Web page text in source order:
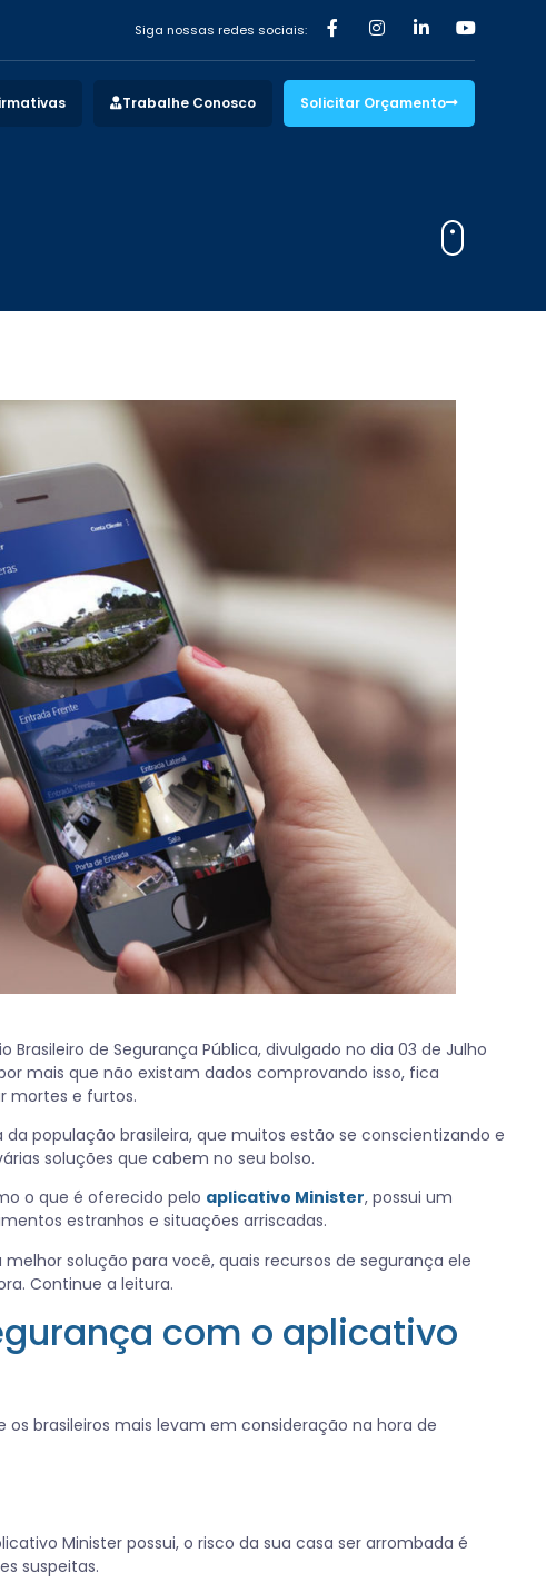
Siga nossas redes sociais:
Trabalhe Conosco Solicitar Orçamento
de Segurança Pública, divulgado no dia 03 de Julho
mais que não existam dados comprovando isso, fica
mortes e furtos.
população brasileira, que muitos estão se conscientizando e
soluções que cabem no seu bolso.
o que é oferecido pelo aplicativo Minister, possui um
estranhos e situações arriscadas.
solução para você, quais recursos de segurança ele
Continue a leitura.
com o aplicativo
brasileiros mais levam em consideração na hora de
Minister possui, o risco da sua casa ser arrombada é
suspeitas.